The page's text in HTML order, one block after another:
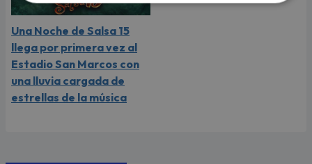
Una Noche de Salsa 15
llega por primera vez al
Estadio San Marcos con
una lluvia cargada de
estrellas de la música